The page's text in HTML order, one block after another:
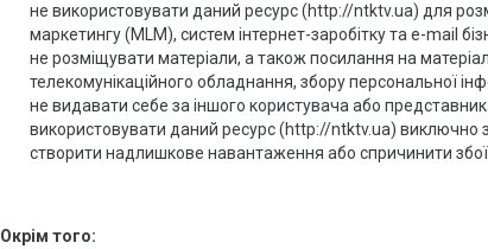
не використовувати даний ресурс (http://ntktv.ua) для
маркетингу (MLM), систем інтернет-заробітку та e-mail
не розміщувати матеріали, а також посилання на
телекомунікаційного обладнання, збору персональної
не видавати себе за іншого користувача або представника
використовувати даний ресурс (http://ntktv.ua) виключно
створити надлишкове навантаження або спричинити збої
Окрім того: